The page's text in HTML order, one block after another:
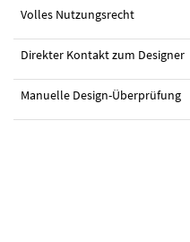
Volles Nutzungsrecht
Direkter Kontakt zum Designer
Manuelle Design-Überprüfung